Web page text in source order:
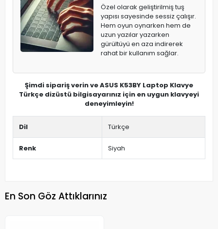
Özel olarak geliştirilmiş tuş
yapısı sayesinde sessiz çalışır.
Hem oyun oynarken hem de
uzun yazılar yazarken
gürültüyü en aza indirerek
rahat bir kullanım sağlar.
Şimdi sipariş verin ve ASUS K53BY Laptop Klavye
Türkçe dizüstü bilgisayarınız için en uygun klavyeyi
deneyimleyin!
Dil Türkçe
Renk Siyah
En Son Göz Attıklarınız